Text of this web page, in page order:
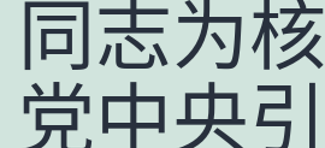
同志为
党中央